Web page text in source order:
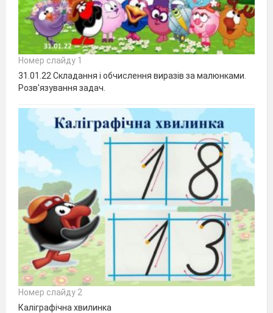
Номер слайду 1
31.01.22 Складання і обчислення виразів за малюнками.
Розв'язування задач.
Номер слайду 2
Каліграфічна хвилинка